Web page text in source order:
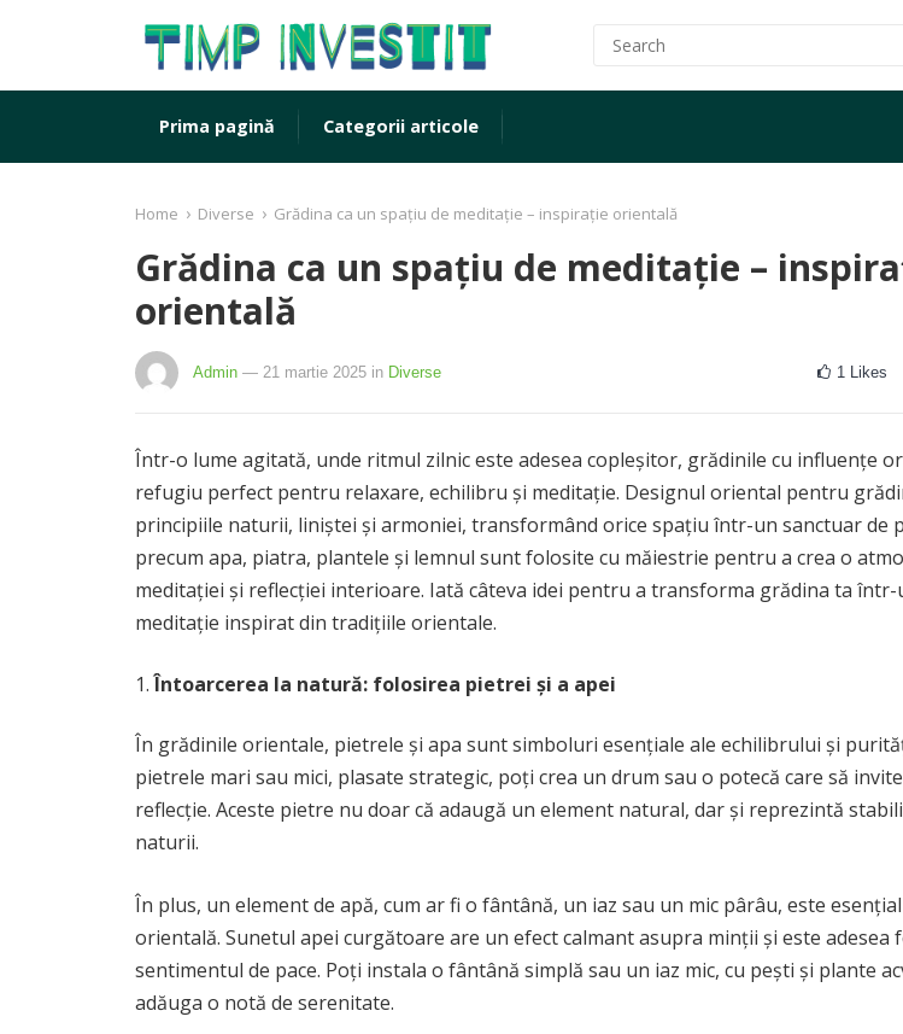
Prima pagină Categorii articole
Home › Diverse › Grădina ca un spațiu de meditație – inspirație orientală
Grădina ca un spațiu de meditație –
orientală
Admin — 21 martie 2025 in Diverse 1 Likes
Într-o lume agitată, unde ritmul zilnic este adesea copleșitor, grădinile cu influențe
refugiu perfect pentru relaxare, echilibru și meditație. Designul oriental pentru
principiile naturii, liniștei și armoniei, transformând orice spațiu într-un sanctuar de
precum apa, piatra, plantele și lemnul sunt folosite cu măiestrie pentru a crea o
meditației și reflecției interioare. Iată câteva idei pentru a transforma grădina ta într-
meditație inspirat din tradițiile orientale.
Întoarcerea la natură: folosirea pietrei și a apei
În grădinile orientale, pietrele și apa sunt simboluri esențiale ale echilibrului și
pietrele mari sau mici, plasate strategic, poți crea un drum sau o potecă care să
reflecție. Aceste pietre nu doar că adaugă un element natural, dar și reprezintă
naturii.
În plus, un element de apă, cum ar fi o fântână, un iaz sau un mic pârâu, este
orientală. Sunetul apei curgătoare are un efect calmant asupra minții și este
sentimentul de pace. Poți instala o fântână simplă sau un iaz mic, cu pești și plante
adăuga o notă de serenitate.